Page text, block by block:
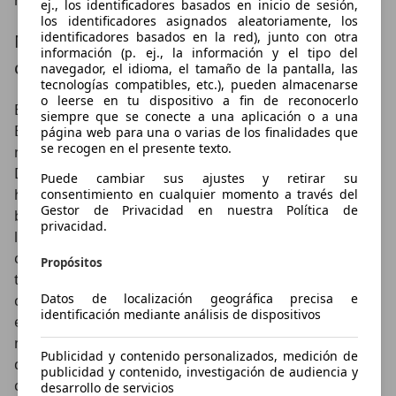
Modelos icÃ³nicos del motociclismo de
competiciÃ³n y del trial
Bultaco fue fundada el 17 de mayo de 1958 en
Barcelona por Francisco Xaviert BultÃ³ MarquÃ(C)s,
mÃ¡s conocido en el mundo del motociclismo como
Don Paco. En este sentido, este afamado personaje ya
habÃ­a participado en la fundaciÃ³n de Montesa, si
bien es cierto que, debido al cambio de rumbo que
llevÃ³ a la marca a abandonar el universo de la
competiciÃ³n, un factor clave de la evoluciÃ³n
tecnolÃ³gica de las motocicletas, dejÃ³ de colaborar
con ella para crear su propia firma.La puesta en
escena de esta marca se produjo con el modelo de
moto deportiva Bultaco Tralla 101. Tras unos inicios
dubitativos y constantes desarrollos de la misma, los
cuales dieron lugar a la irrupciÃ³n de la Tralla Sport y
ej., los identificadores basados en inicio de sesión,
los identificadores asignados aleatoriamente, los
identificadores basados en la red), junto con otra
información (p. ej., la información y el tipo del
navegador, el idioma, el tamaño de la pantalla, las
tecnologías compatibles, etc.), pueden almacenarse
o leerse en tu dispositivo a fin de reconocerlo
siempre que se conecte a una aplicación o a una
página web para una o varias de los finalidades que
se recogen en el presente texto.
Puede cambiar sus ajustes y retirar su
consentimiento en cualquier momento a través del
Gestor de Privacidad en nuestra Política de
privacidad.
Propósitos
Datos de localización geográfica precisa e
identificación mediante análisis de dispositivos
Publicidad y contenido personalizados, medición de
publicidad y contenido, investigación de audiencia y
desarrollo de servicios